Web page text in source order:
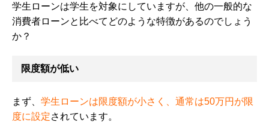
学生ローンは学生を対象にしていますが、他の一般的な
消費者ローンと比べてどのような特徴があるのでしょう
か？
限度額が低い
まず、 学生ローンは限度額が小さく、通常は50万円が限
度に設定されています。